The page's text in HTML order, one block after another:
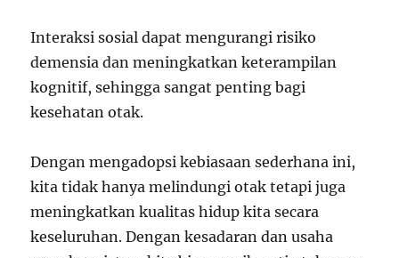
Interaksi sosial dapat mengurangi risiko
demensia dan meningkatkan keterampilan
kognitif, sehingga sangat penting bagi
kesehatan otak.
Dengan mengadopsi kebiasaan sederhana ini,
kita tidak hanya melindungi otak tetapi juga
meningkatkan kualitas hidup kita secara
keseluruhan. Dengan kesadaran dan usaha